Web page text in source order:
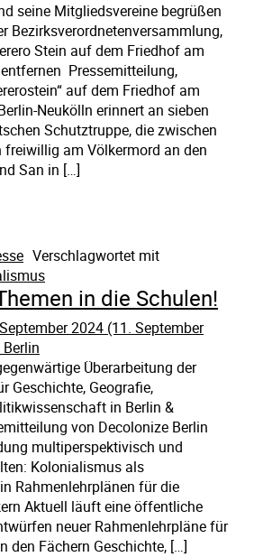
seine Mitgliedsvereine begrüßen
Bezirksverordnetenversammlung,
Stein auf dem Friedhof am
Pressemitteilung,
auf dem Friedhof am
Neukölln erinnert an sieben
Schutztruppe, die zwischen
am Völkermord an den
San in […]
Verschlagwortet mit
in die Schulen!
2024 (11. September
Überarbeitung der
Geschichte, Geografie,
in Berlin &
von Decolonize Berlin
multiperspektivisch und
Kolonialismus als
Rahmenlehrplänen für die
Aktuell läuft eine öffentliche
neuer Rahmenlehrpläne für
den Fächern Geschichte, […]